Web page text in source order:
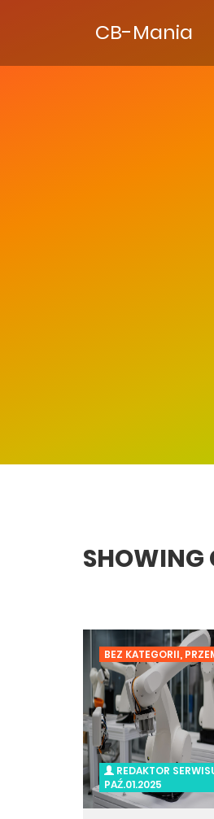
CB-Mania
SHOWING
BEZ KATEGORII,
REDAKTOR
PAŹ.01.2025